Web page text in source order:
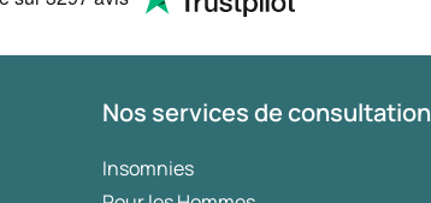
Nos services de consultation
Insomnies